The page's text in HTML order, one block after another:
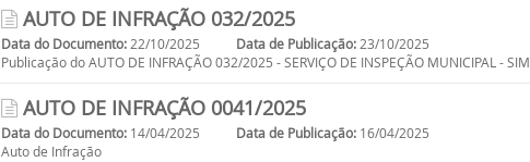
AUTO DE INFRAÇÃO 032/2025
Data do Documento: 22/10/2025 Data de Publicação: 23/10/2025
Publicação do AUTO DE INFRAÇÃO 032/2025 - SERVIÇO DE INSPEÇÃO MUNICIPAL - SIM
AUTO DE INFRAÇÃO 0041/2025
Data do Documento: 14/04/2025 Data de Publicação: 16/04/2025
Auto de Infração